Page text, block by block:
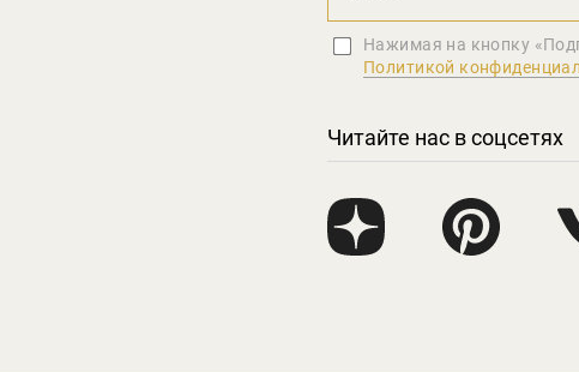
Нажимая на кнопку
Политикой
Читайте нас в соцсетях